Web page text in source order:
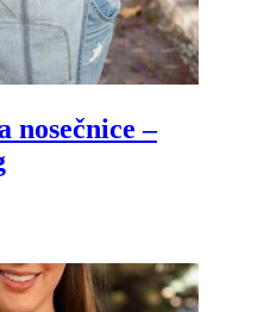
nosečnice –